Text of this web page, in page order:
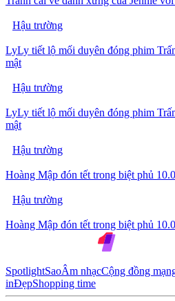
Hậu trường
LyLy tiết lộ mối duyên đóng phim
mật
Hậu trường
LyLy tiết lộ mối duyên đóng phim
mật
Hậu trường
Hoàng Mập đón tết trong biệt phủ
Hậu trường
Hoàng Mập đón tết trong biệt phủ
SpotlightSaoÂm nhạcCộng đồng
inĐẹpShopping time